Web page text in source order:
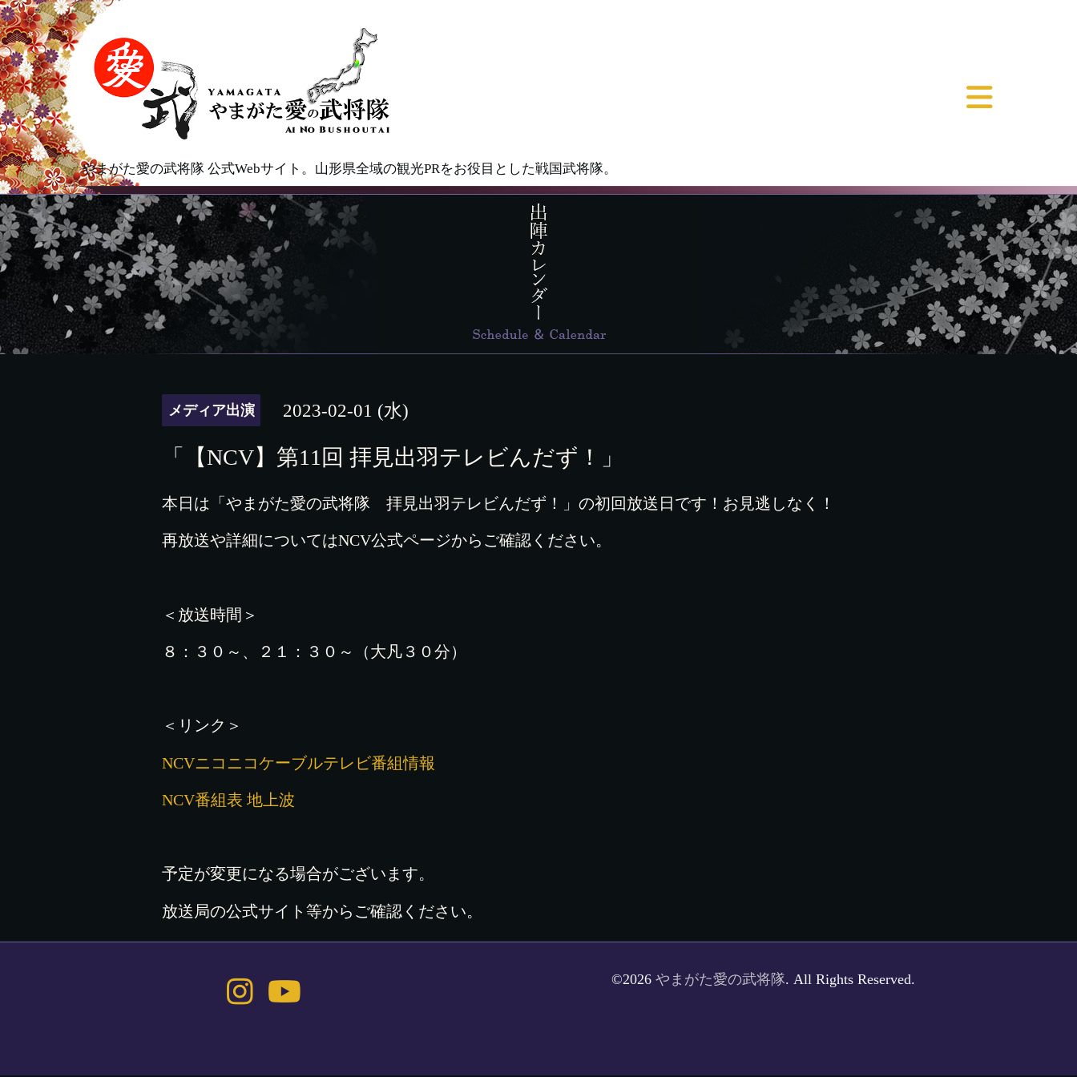
やまがた愛の武将隊 公式Webサイト。山形県全域の観光PRをお役目とした戦国武将隊。
メディア出演 2023-02-01 (水)
「【NCV】第11回 拝見出羽テレビんだず！」
本日は「やまがた愛の武将隊 拝見出羽テレビんだず！」の初回放送日です！お見逃しなく！
再放送や詳細についてはNCV公式ページからご確認ください。
＜放送時間＞
８：３０～、２１：３０～（大凡３０分）
＜リンク＞
NCVニコニコケーブルテレビ番組情報
NCV番組表 地上波
予定が変更になる場合がございます。
放送局の公式サイト等からご確認ください。
©2026 やまがた愛の武将隊. All Rights Reserved.